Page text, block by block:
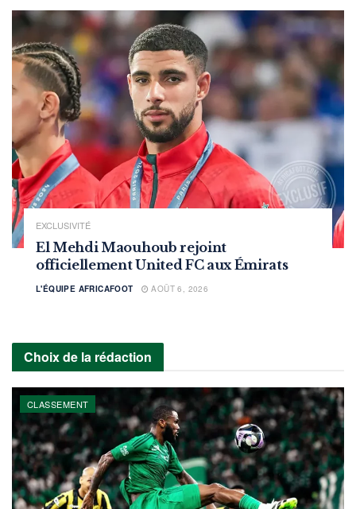
EXCLUSIVITÉ
El Mehdi Maouhoub rejoint
officiellement United FC aux Émirats
L'ÉQUIPE AFRICAFOOT AOÛT 6, 2026
Choix de la rédaction
CLASSEMENT